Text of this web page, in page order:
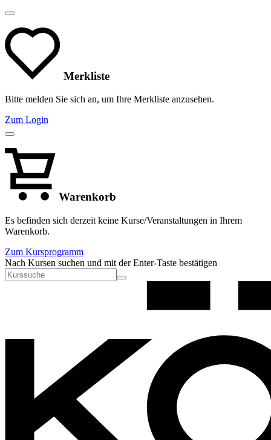
Merkliste
Bitte melden Sie sich an, um Ihre Merkliste anzusehen.
Zum Login
Warenkorb
Es befinden sich derzeit keine Kurse/Veranstaltungen in Ihrem
Warenkorb.
Zum Kursprogramm
Nach Kursen suchen und mit der Enter-Taste bestätigen